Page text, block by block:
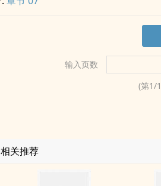
输入页数
(第1/1
相关推荐